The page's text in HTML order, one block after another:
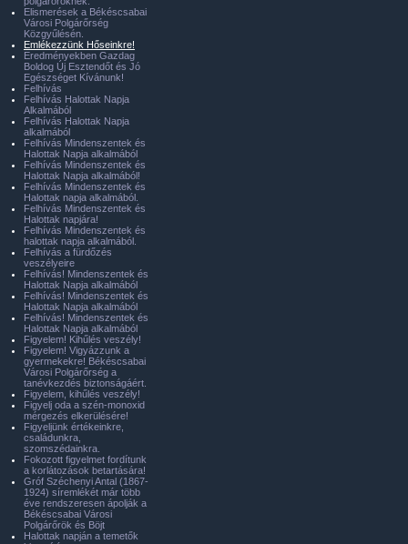
Elismerések a Békéscsabai
Városi Polgárőrség
Közgyűlésén.
Emlékezzünk Hőseinkre!
Eredményekben Gazdag
Boldog Új Esztendőt és Jó
Egészséget Kívánunk!
Felhívás
Felhívás Halottak Napja
Alkalmából
Felhívás Halottak Napja
alkalmából
Felhívás Mindenszentek és
Halottak Napja alkalmából
Felhívás Mindenszentek és
Halottak Napja alkalmából!
Felhívás Mindenszentek és
Halottak napja alkalmából.
Felhívás Mindenszentek és
Halottak napjára!
Felhívás Mindenszentek és
halottak napja alkalmából.
Felhívás a fürdőzés
veszélyeire
Felhívás! Mindenszentek és
Halottak Napja alkalmából
Felhívás! Mindenszentek és
Halottak Napja alkalmából
Felhívás! Mindenszentek és
Halottak Napja alkalmából
Figyelem! Kihűlés veszély!
Figyelem! Vigyázzunk a
gyermekekre! Békéscsabai
Városi Polgárőrség a
tanévkezdés biztonságáért.
Figyelem, kihűlés veszély!
Figyelj oda a szén-monoxid
mérgezés elkerülésére!
Figyeljünk értékeinkre,
családunkra,
szomszédainkra.
Fokozott figyelmet fordítunk
a korlátozások betartására!
Gróf Széchenyi Antal (1867-
1924) síremlékét már több
éve rendszeresen ápolják a
Békéscsabai Városi
Polgárőrök és Böjt
Halottak napján a temetők